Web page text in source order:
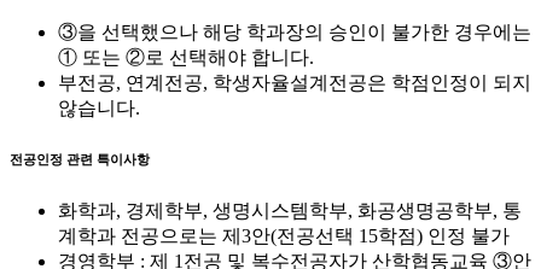
③을 선택했으나 해당 학과장의 승인이 불가한 경우에는
① 또는 ②로 선택해야 합니다.
부전공, 연계전공, 학생자율설계전공은 학점인정이 되지
않습니다.
전공인정 관련 특이사항
화학과, 경제학부, 생명시스템학부, 화공생명공학부, 통
계학과 전공으로는 제3안(전공선택 15학점) 인정 불가
경영학부 : 제 1전공 및 복수전공자가 산학협동교육 ③안